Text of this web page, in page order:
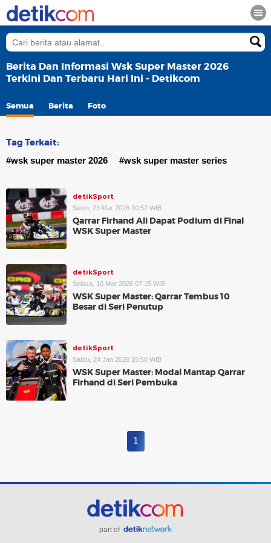
Berita Dan Informasi Wsk Super Master 2026
Terkini Dan Terbaru Hari Ini - Detikcom
Semua Berita Foto
Tag Terkait:
#wsk super master 2026 #wsk super master series
detikSport
Senin, 23 Mar 2026 10:52 WIB
Qarrar Firhand Ali Dapat Podium di Final
WSK Super Master
detikSport
Selasa, 10 Mar 2026 07:15 WIB
WSK Super Master: Qarrar Tembus 10
Besar di Seri Penutup
detikSport
Sabtu, 24 Jan 2026 15:50 WIB
WSK Super Master: Modal Mantap Qarrar
Firhand di Seri Pembuka
1
part of